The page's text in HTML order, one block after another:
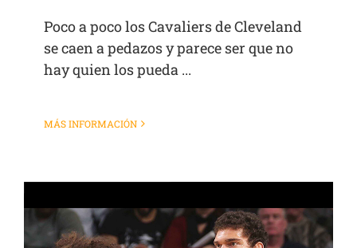
Poco a poco los Cavaliers de Cleveland
se caen a pedazos y parece ser que no
hay quien los pueda ...
MÁS INFORMACIÓN